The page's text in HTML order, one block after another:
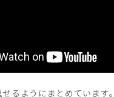
るようにまとめています